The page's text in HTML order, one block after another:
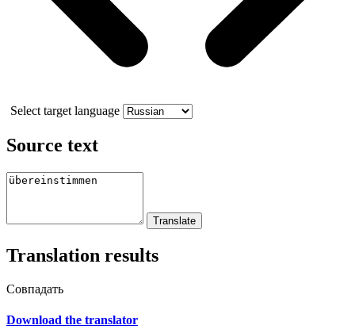
Select target language
Source text
Translation results
Совпадать
Download the translator